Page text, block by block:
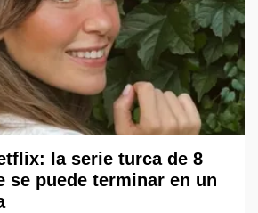
la serie turca de 8
se puede terminar en un